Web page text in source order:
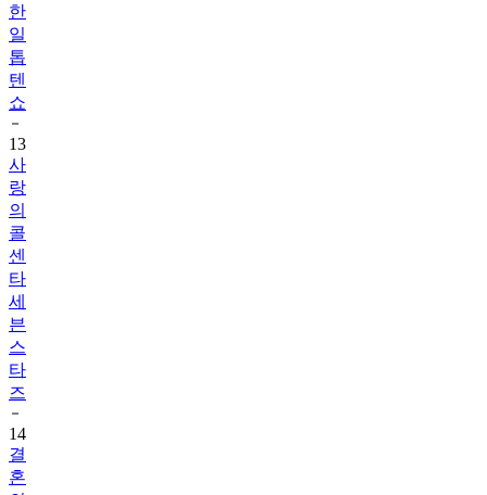
톱
텐
쇼
13
사
랑
의
콜
센
타
세
븐
스
타
즈
14
결
혼
의
완